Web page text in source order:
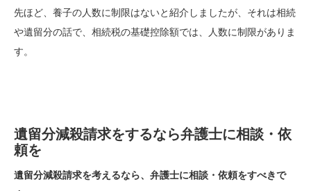
先ほど、養子の人数に制限はないと紹介しましたが、それは相続
や遺留分の話で、相続税の基礎控除額では、人数に制限がありま
す。
遺留分減殺請求をするなら弁護士に相談・依
頼を
遺留分減殺請求を考えるなら、弁護士に相談・依頼をすべきで